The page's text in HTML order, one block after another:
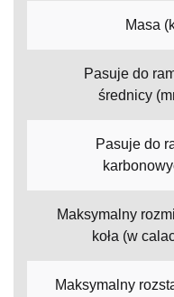
Masa
Pasuje do
średnicy
Pasuje do
Maksymalny
koła (w
Maksymalny